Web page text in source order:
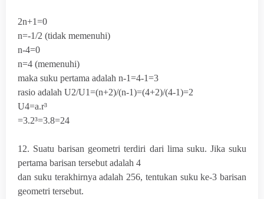
2n+1=0
n=-1/2 (tidak memenuhi)
n-4=0
n=4 (memenuhi)
maka suku pertama adalah n-1=4-1=3
rasio adalah U2/U1=(n+2)/(n-1)=(4+2)/(4-1)=2
U4=a.r³
=3.2³=3.8=24
12. Suatu barisan geometri terdiri dari lima suku. Jika suku
pertama barisan tersebut adalah 4
dan suku terakhirnya adalah 256, tentukan suku ke-3 barisan
geometri tersebut.